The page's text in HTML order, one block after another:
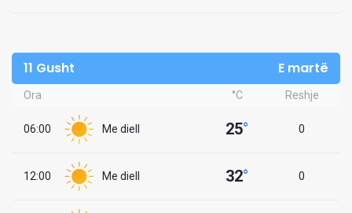
11 Gusht E martë
Ora °C Reshje
06:00 Me diell 25° 0
12:00 Me diell 32° 0